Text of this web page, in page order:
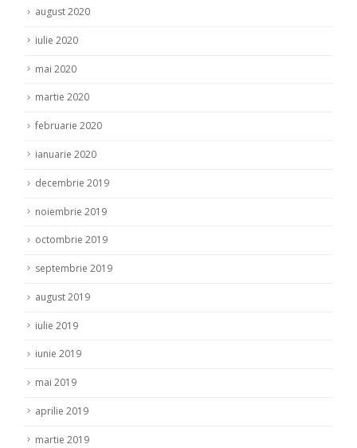
august 2020
iulie 2020
mai 2020
martie 2020
februarie 2020
ianuarie 2020
decembrie 2019
noiembrie 2019
octombrie 2019
septembrie 2019
august 2019
iulie 2019
iunie 2019
mai 2019
aprilie 2019
martie 2019